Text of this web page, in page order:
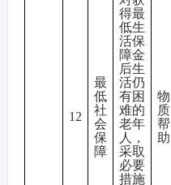
12
最
低
社
会
保
障
得最
低生
活保
障金
后生
活仍
有困
难的
老年
人，
采取
必要
措施
物
质
帮
助